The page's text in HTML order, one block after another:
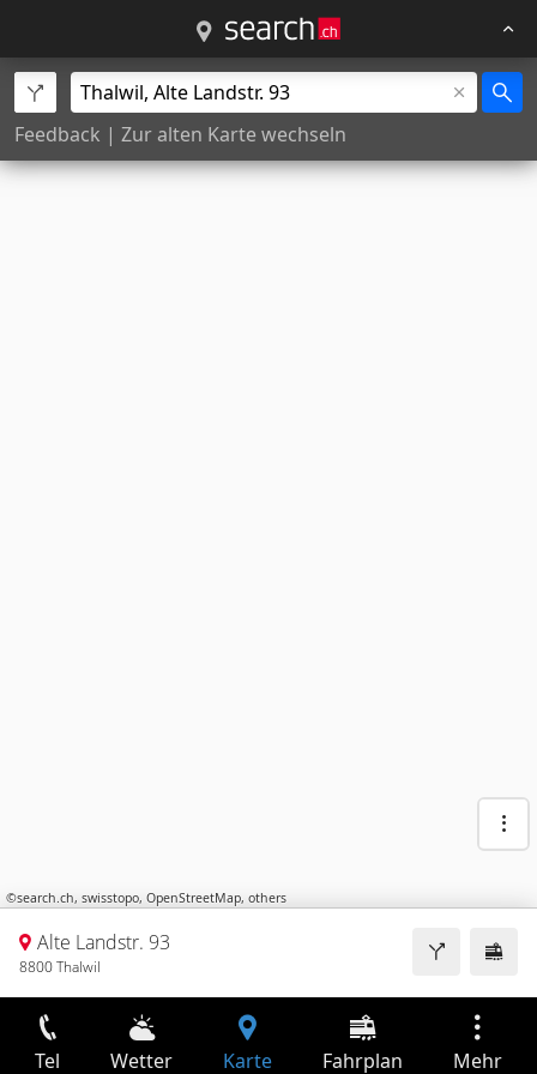
Feedback | Zur alten Karte wechseln
©search.ch, swisstopo, OpenStreetMap, others
Alte Landstr. 93
8800 Thalwil
Tel Wetter Karte Fahrplan Mehr